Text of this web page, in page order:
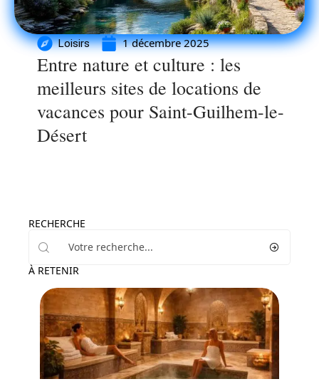
Loisirs 1 décembre 2025
Entre nature et culture : les
meilleurs sites de locations de
vacances pour Saint-Guilhem-le-
Désert
RECHERCHE
À RETENIR
Santé